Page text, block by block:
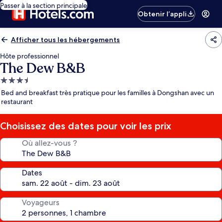
Passer à la section principale
Obtenir l’appli
Afficher tous les hébergements
Hôte professionnel
The Dew B&B
Hébergement
3.5 étoiles
Bed and breakfast très pratique pour les familles à Dongshan avec un
restaurant
Choisissez des dates pour voir les prix
Où allez-vous ?
Dates
Voyageurs